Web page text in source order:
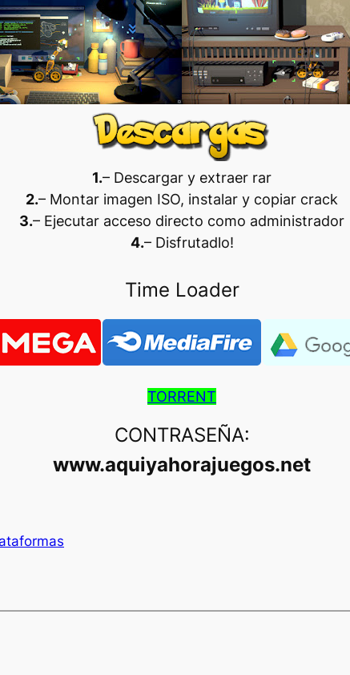
1.– Descargar y extraer rar
2.– Montar imagen ISO, instalar y copiar crack
3.– Ejecutar acceso directo como administrador
4.– Disfrutadlo!
Time Loader
TORRENT
CONTRASEÑA:
www.aquiyahorajuegos.net